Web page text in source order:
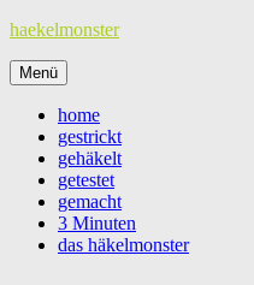
Zum
springen
haekelmonster
Menü
home
gestrickt
gehäkelt
getestet
gemacht
3 Minuten
das häkelmonster